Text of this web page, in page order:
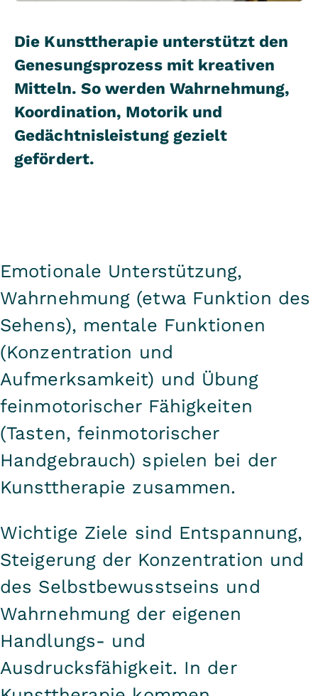
Die Kunsttherapie unterstützt den
Genesungsprozess mit kreativen
Mitteln. So werden Wahrnehmung,
Koordination, Motorik und
Gedächtnisleistung gezielt
gefördert.
Emotionale Unterstützung,
Wahrnehmung (etwa Funktion des
Sehens), mentale Funktionen
(Konzentration und
Aufmerksamkeit) und Übung
feinmotorischer Fähigkeiten
(Tasten, feinmotorischer
Handgebrauch) spielen bei der
Kunsttherapie zusammen.
Wichtige Ziele sind Entspannung,
Steigerung der Konzentration und
des Selbstbewusstseins und
Wahrnehmung der eigenen
Handlungs- und
Ausdrucksfähigkeit. In der